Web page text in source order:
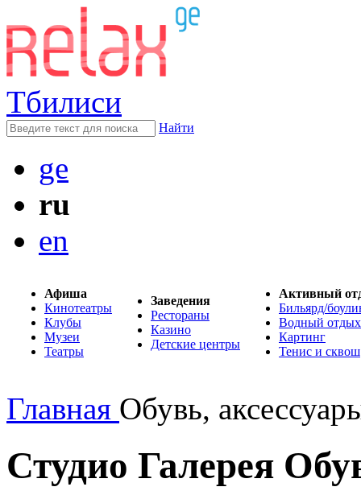
Тбилиси
Найти
ge
ru
en
Афиша
Кинотеатры
Клубы
Музеи
Театры
Заведения
Рестораны
Казино
Детские центры
Активный
Бильярд/
Водный отдых
Картинг
Тенис и сквош
Главная Обувь,
Студио Галерея